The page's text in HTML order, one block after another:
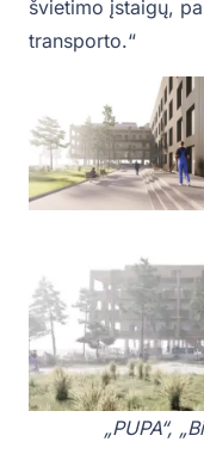
švietimo įstaigų,
transporto.“
„PUPA“,